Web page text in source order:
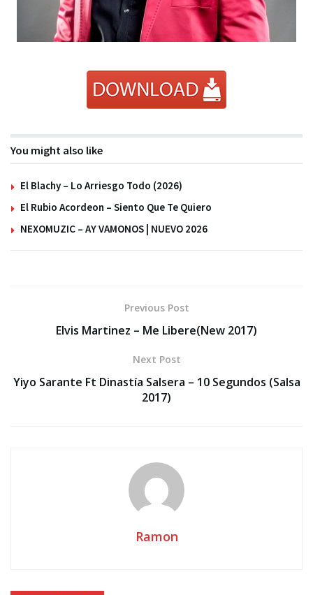
You might also like
El Blachy – Lo Arriesgo Todo (2026)
El Rubio Acordeon – Siento Que Te Quiero
NEXOMUZIC – AY VAMONOS | NUEVO 2026
Previous Post
Elvis Martinez – Me Libere(New 2017)
Next Post
Yiyo Sarante Ft Dinastía Salsera – 10 Segundos (Salsa
2017)
Ramon